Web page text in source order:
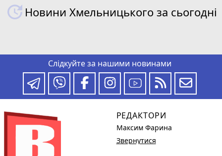
Новини Хмельницького за сьогодні
Слідкуйте за нашими новинами
РЕДАКТОРИ
Максим Фарина
Звернутися